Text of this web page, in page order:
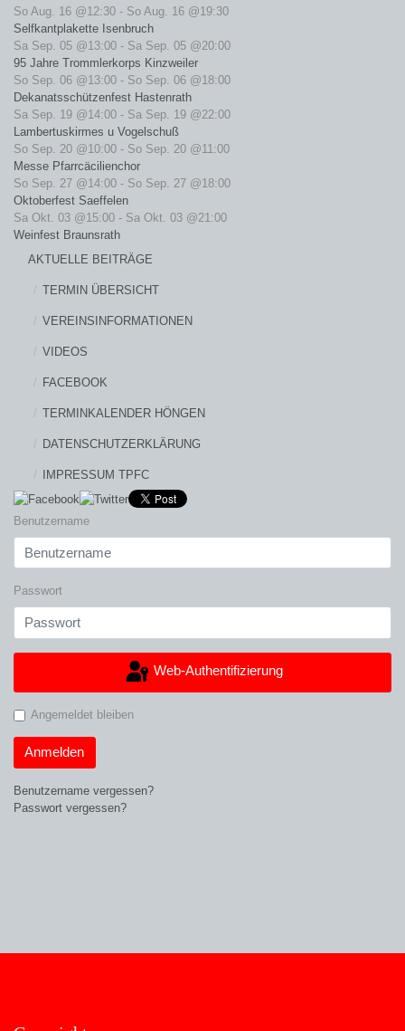
So Aug. 16 @12:30 - So Aug. 16 @19:30
Selfkantplakette Isenbruch
Sa Sep. 05 @13:00 - Sa Sep. 05 @20:00
95 Jahre Trommlerkorps Kinzweiler
So Sep. 06 @13:00 - So Sep. 06 @18:00
Dekanatsschützenfest Hastenrath
Sa Sep. 19 @14:00 - Sa Sep. 19 @22:00
Lambertuskirmes u Vogelschuß
So Sep. 20 @10:00 - So Sep. 20 @11:00
Messe Pfarrcäcilienchor
So Sep. 27 @14:00 - So Sep. 27 @18:00
Oktoberfest Saeffelen
Sa Okt. 03 @15:00 - Sa Okt. 03 @21:00
Weinfest Braunsrath
AKTUELLE BEITRÄGE
TERMIN ÜBERSICHT
VEREINSINFORMATIONEN
VIDEOS
FACEBOOK
TERMINKALENDER HÖNGEN
DATENSCHUTZERKLÄRUNG
IMPRESSUM TPFC
Benutzername
Passwort
Web-Authentifizierung
Angemeldet bleiben
Anmelden
Benutzername vergessen?
Passwort vergessen?